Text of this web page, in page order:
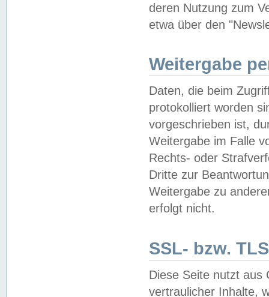
deren Nutzung zum
etwa über den
Weitergabe
Daten, die beim
protokolliert worden
vorgeschrieben ist,
Weitergabe im Falle
Rechts- oder
Dritte zur
Weitergabe zu
erfolgt nicht.
SSL- bzw.
Diese Seite nutzt aus
vertraulicher Inhalte,